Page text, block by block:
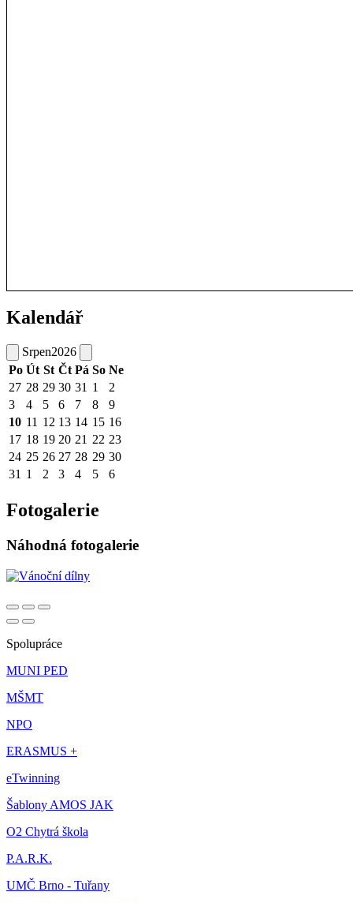
Kalendář
Srpen2026
Po Út St Čt Pá So Ne
27 28 29 30 31 1
2
3
4 5 6 7 8
9
10 11 12 13 14 15 16
17 18 19 20 21 22 23
24 25 26 27 28 29 30
31 1 2 3 4 5 6
Fotogalerie
Náhodná fotogalerie
Spolupráce
MUNI PED
MŠMT
NPO
ERASMUS +
eTwinning
Šablony AMOS JAK
O2 Chytrá škola
P.A.R.K.
UMČ Brno - Tuřany